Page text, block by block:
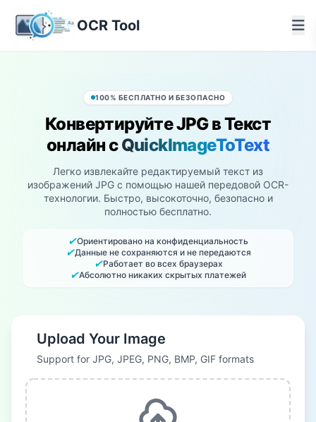
OCR Tool
100% БЕСПЛАТНО И БЕЗОПАСНО
Конвертируйте JPG в Текст
онлайн сQuickImageToText
Легко извлекайте редактируемый текст из
изображений JPG с помощью нашей передовой OCR-
технологии. Быстро, высокоточно, безопасно и
полностью бесплатно.
✔Ориентировано на конфиденциальность
✔Данные не сохраняются и не передаются
✔Работает во всех браузерах
✔Абсолютно никаких скрытых платежей
Upload Your Image
Support for JPG, JPEG, PNG, BMP, GIF formats